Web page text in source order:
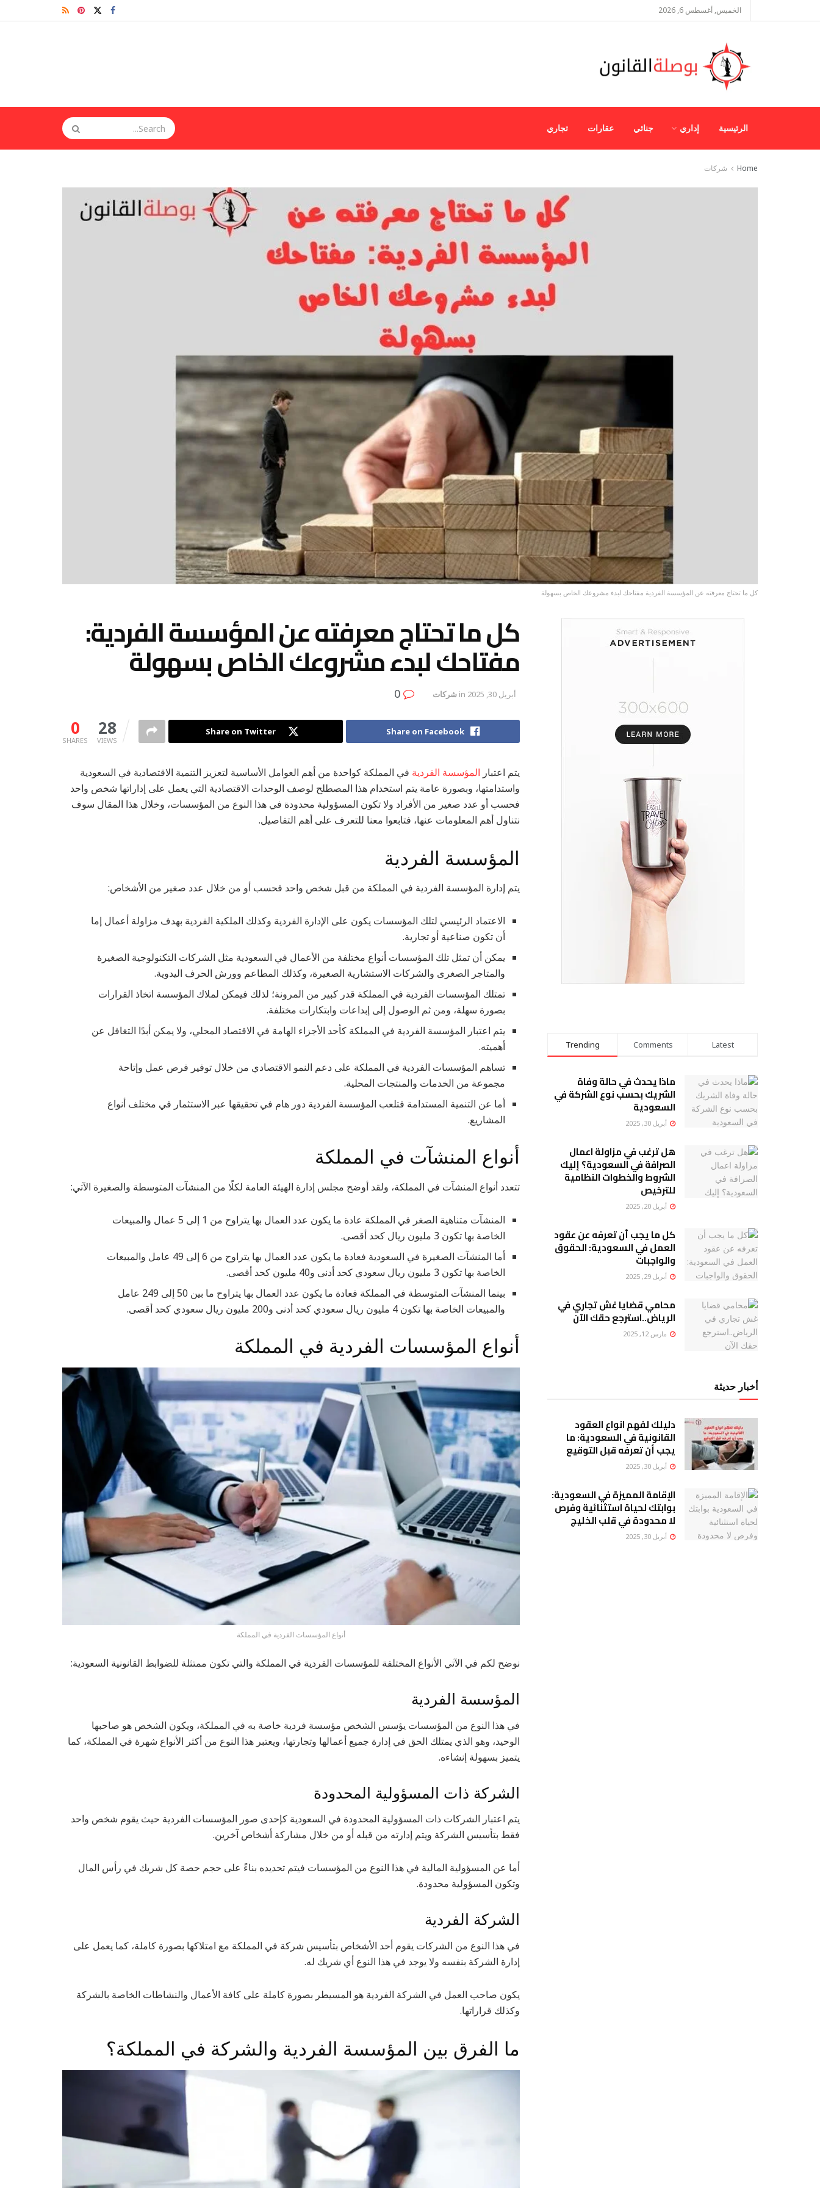
الخميس, أغسطس 6, 2026
الرئيسية إداري جنائي عقارات تجاري
Home شركات
كل ما تحتاج معرفته عن المؤسسة الفردية مفتاحك لبدء مشروعك الخاص بسهولة
كل ما تحتاج معرفته عن المؤسسة الفردية:
مفتاحك لبدء مشروعك الخاص بسهولة
أبريل 30, 2025 in شركات
0
SHARES
28
VIEWS
Share on Facebook
Share on Twitter
يتم اعتبار المؤسسة الفردية في المملكة كواحدة من أهم العوامل الأساسية لتعزيز التنمية الاقتصادية في السعودية
واستدامتها، وبصورة عامة يتم استخدام هذا المصطلح لوصف الوحدات الاقتصادية التي يعمل على إداراتها شخص واحد
فحسب أو عدد صغير من الأفراد ولا تكون المسؤولية محدودة في هذا النوع من المؤسسات، وخلال هذا المقال سوف
نتناول أهم المعلومات عنها، فتابعوا معنا للتعرف على أهم التفاصيل.
المؤسسة الفردية
يتم إدارة المؤسسة الفردية في المملكة من قبل شخص واحد فحسب أو من خلال عدد صغير من الأشخاص:
الاعتماد الرئيسي لتلك المؤسسات يكون على الإدارة الفردية وكذلك الملكية الفردية بهدف مزاولة أعمال إما
أن تكون صناعية أو تجارية.
يمكن أن تمثل تلك المؤسسات أنواع مختلفة من الأعمال في السعودية مثل الشركات التكنولوجية الصغيرة
والمتاجر الصغرى والشركات الاستشارية الصغيرة، وكذلك المطاعم وورش الحرف اليدوية.
تمتلك المؤسسات الفردية في المملكة قدر كبير من المرونة؛ لذلك فيمكن لملاك المؤسسة اتخاذ القرارات
بصورة سهلة، ومن ثم الوصول إلى إبداعات وابتكارات مختلفة.
يتم اعتبار المؤسسة الفردية في المملكة كأحد الأجزاء الهامة في الاقتصاد المحلي، ولا يمكن أبدًا التغافل عن
أهميته.
تساهم المؤسسات الفردية في المملكة على دعم النمو الاقتصادي من خلال توفير فرص عمل وإتاحة
مجموعة من الخدمات والمنتجات المحلية.
أما عن التنمية المستدامة فتلعب المؤسسة الفردية دور هام في تحقيقها عبر الاستثمار في مختلف أنواع
المشاريع.
أنواع المنشآت في المملكة
تتعدد أنواع المنشآت في المملكة، ولقد أوضح مجلس إدارة الهيئة العامة لكلًا من المنشآت المتوسطة والصغيرة الآتي:
المنشآت متناهية الصغر في المملكة عادة ما يكون عدد العمال بها يتراوح من 1 إلى 5 عمال والمبيعات
الخاصة بها تكون 3 مليون ريال كحد أقصى.
أما المنشآت الصغيرة في السعودية فعادة ما يكون عدد العمال بها يتراوح من 6 إلى 49 عامل والمبيعات
الخاصة بها تكون 3 مليون ريال سعودي كحد أدنى و40 مليون كحد أقصى.
بينما المنشآت المتوسطة في المملكة فعادة ما يكون عدد العمال بها يتراوح ما بين 50 إلى 249 عامل
والمبيعات الخاصة بها تكون 4 مليون ريال سعودي كحد أدنى و200 مليون ريال سعودي كحد أقصى.
أنواع المؤسسات الفردية في المملكة
أنواع المؤسسات الفردية في المملكة
نوضح لكم في الآتي الأنواع المختلفة للمؤسسات الفردية في المملكة والتي تكون ممتثلة للضوابط القانونية السعودية:
المؤسسة الفردية
في هذا النوع من المؤسسات يؤسس الشخص مؤسسة فردية خاصة به في المملكة، ويكون الشخص هو صاحبها
الوحيد، وهو الذي يمتلك الحق في إدارة جميع أعمالها وتجارتها، ويعتبر هذا النوع من أكثر الأنواع شهرة في المملكة، كما
يتميز بسهولة إنشاءه.
الشركة ذات المسؤولية المحدودة
يتم اعتبار الشركات ذات المسؤولية المحدودة في السعودية كإحدى صور المؤسسات الفردية حيث يقوم شخص واحد
فقط بتأسيس الشركة ويتم إدارته من قبله أو من خلال مشاركة أشخاص آخرين.
أما عن المسؤولية المالية في هذا النوع من المؤسسات فيتم تحديده بناءً على حجم حصة كل شريك في رأس المال
وتكون المسؤولية محدودة.
الشركة الفردية
في هذا النوع من الشركات يقوم أحد الأشخاص بتأسيس شركة في المملكة مع امتلاكها بصورة كاملة، كما يعمل على
إدارة الشركة بنفسه ولا يوجد في هذا النوع أي شريك له.
يكون صاحب العمل في الشركة الفردية هو المسيطر بصورة كاملة على كافة الأعمال والنشاطات الخاصة بالشركة
وكذلك قراراتها.
ما الفرق بين المؤسسة الفردية والشركة في المملكة؟
Trending Comments Latest
ماذا يحدث في حالة وفاة
الشريك بحسب نوع الشركة في
السعودية
أبريل 30, 2025
هل ترغب في مزاولة اعمال
الصرافة في السعودية؟ إليك
الشروط والخطوات النظامية
للترخيص
أبريل 20, 2025
كل ما يجب أن تعرفه عن عقود
العمل في السعودية: الحقوق
والواجبات
أبريل 29, 2025
محامي قضايا غش تجاري في
الرياض..استرجع حقك الآن
مارس 12, 2025
أخبار حديثة
دليلك لفهم انواع العقود
القانونية في السعودية: ما
يجب أن تعرفه قبل التوقيع
أبريل 30, 2025
الإقامة المميزة في السعودية:
بوابتك لحياة استثنائية وفرص
لا محدودة في قلب الخليج
أبريل 30, 2025